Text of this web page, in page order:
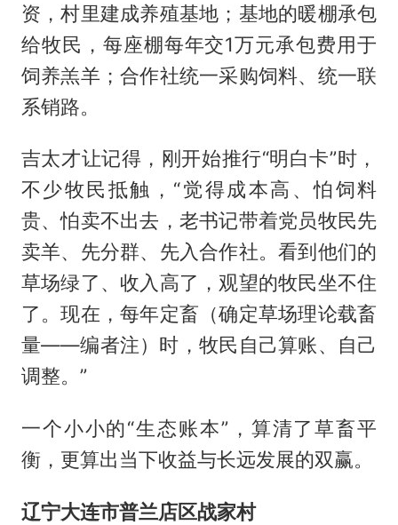
资，村里建成养殖基地；基地的暖棚承包
给牧民，每座棚每年交1万元承包费用于
饲养羔羊；合作社统一采购饲料、统一联
系销路。
吉太才让记得，刚开始推行“明白卡”时，
不少牧民抵触，“觉得成本高、怕饲料
贵、怕卖不出去，老书记带着党员牧民先
卖羊、先分群、先入合作社。看到他们的
草场绿了、收入高了，观望的牧民坐不住
了。现在，每年定畜（确定草场理论载畜
量——编者注）时，牧民自己算账、自己
调整。”
一个小小的“生态账本”，算清了草畜平
衡，更算出当下收益与长远发展的双赢。
辽宁大连市普兰店区战家村